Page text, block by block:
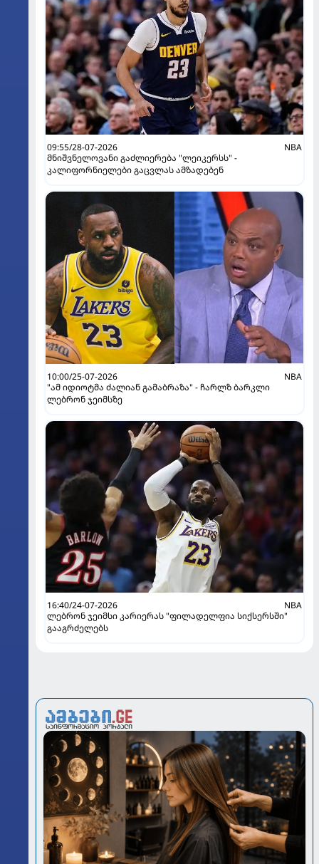
09:55/28-07-2026
NBA
მნიშვნელოვანი გაძლიერება "ლეიკერსს" -
კალიფორნიელები გაცვლას ამზადებენ
10:00/25-07-2026
NBA
"ამ იდიოტმა ძალიან გამაბრაზა" - ჩარლზ ბარკლი
ლებრონ ჯეიმსზე
16:40/24-07-2026
NBA
ლებრონ ჯეიმსი კარიერას "ფილადელფია სიქსერსში"
გააგრძელებს